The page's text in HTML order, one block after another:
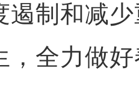
遏制和减
，全力做